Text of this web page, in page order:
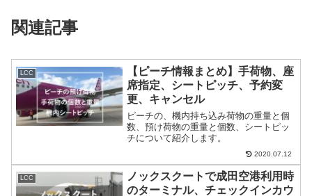
関連記事
LCC
【ピーチ情報まとめ】手荷物、座
席指定、シートピッチ、予約変
更、キャンセル
ピーチの、機内持ち込み荷物の重量と個
数、預け荷物の重量と個数、シートピッ
チについて紹介します。
2020.07.12
LCC
ノックスクートで成田空港利用時
のターミナル、チェックインカウ